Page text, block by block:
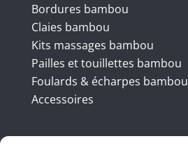
Bordures bambou
Claies bambou
Kits massages bambou
Pailles et touillettes bambou
Foulards & écharpes bambou
Accessoires